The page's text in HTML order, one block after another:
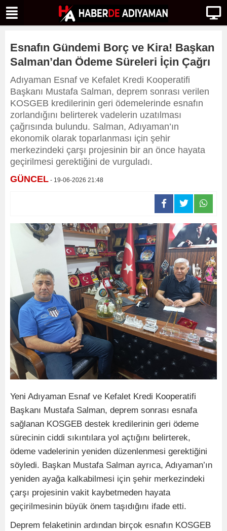
Esnafın Gündemi Borç ve Kira! Başkan
Salman’dan Ödeme Süreleri İçin Çağrı
Adıyaman Esnaf ve Kefalet Kredi Kooperatifi
Başkanı Mustafa Salman, deprem sonrası verilen
KOSGEB kredilerinin geri ödemelerinde esnafın
zorlandığını belirterek vadelerin uzatılması
çağrısında bulundu. Salman, Adıyaman’ın
ekonomik olarak toparlanması için şehir
merkezindeki çarşı projesinin bir an önce hayata
geçirilmesi gerektiğini de vurguladı.
GÜNCEL - 19-06-2026 21:48
Yeni Adıyaman Esnaf ve Kefalet Kredi Kooperatifi
Başkanı Mustafa Salman, deprem sonrası esnafa
sağlanan KOSGEB destek kredilerinin geri ödeme
sürecinin ciddi sıkıntılara yol açtığını belirterek,
ödeme vadelerinin yeniden düzenlenmesi gerektiğini
söyledi. Başkan Mustafa Salman ayrıca, Adıyaman’ın
yeniden ayağa kalkabilmesi için şehir merkezindeki
çarşı projesinin vakit kaybetmeden hayata
geçirilmesinin büyük önem taşıdığını ifade etti.
Deprem felaketinin ardından birçok esnafın KOSGEB